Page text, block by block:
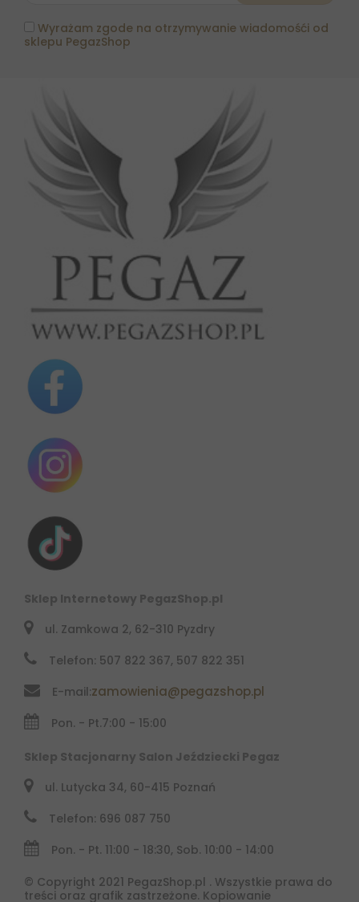
Wyrażam zgode na otrzymywanie wiadomośći od
sklepu PegazShop
Sklep Internetowy PegazShop.pl
ul. Zamkowa 2, 62-310 Pyzdry
Telefon: 507 822 367, 507 822 351
E-mail:zamowienia@pegazshop.pl
Pon. - Pt.7:00 - 15:00
Sklep Stacjonarny Salon Jeździecki Pegaz
ul. Lutycka 34, 60-415 Poznań
Telefon: 696 087 750
Pon. - Pt. 11:00 - 18:30, Sob. 10:00 - 14:00
© Copyright 2021 PegazShop.pl . Wszystkie prawa do
treści oraz grafik zastrzeżone. Kopiowanie